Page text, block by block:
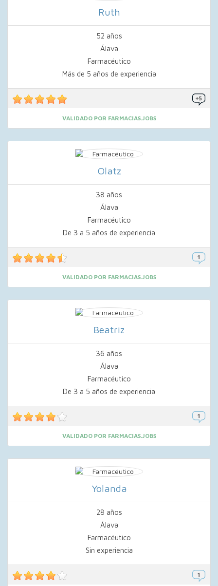
Ruth
52 años
Álava
Farmacéutico
Más de 5 años de experiencia
VALIDADO POR FARMACIAS.JOBS
Olatz
38 años
Álava
Farmacéutico
De 3 a 5 años de experiencia
VALIDADO POR FARMACIAS.JOBS
Beatriz
36 años
Álava
Farmacéutico
De 3 a 5 años de experiencia
VALIDADO POR FARMACIAS.JOBS
Yolanda
28 años
Álava
Farmacéutico
Sin experiencia